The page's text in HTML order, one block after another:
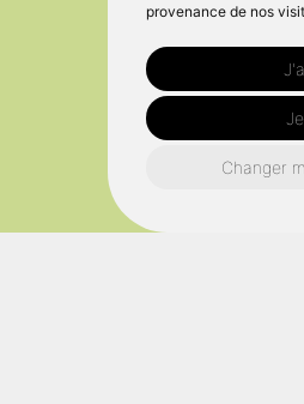
provenance de nos
Changer